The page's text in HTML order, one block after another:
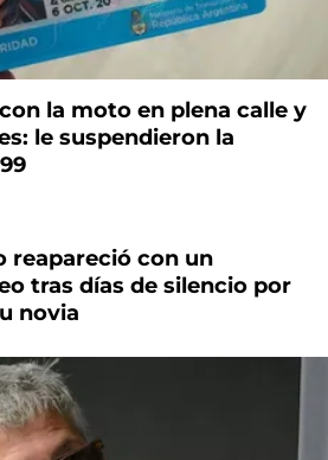
la moto en plena calle y
le suspendieron la
reapareció con un
tras días de silencio por
novia